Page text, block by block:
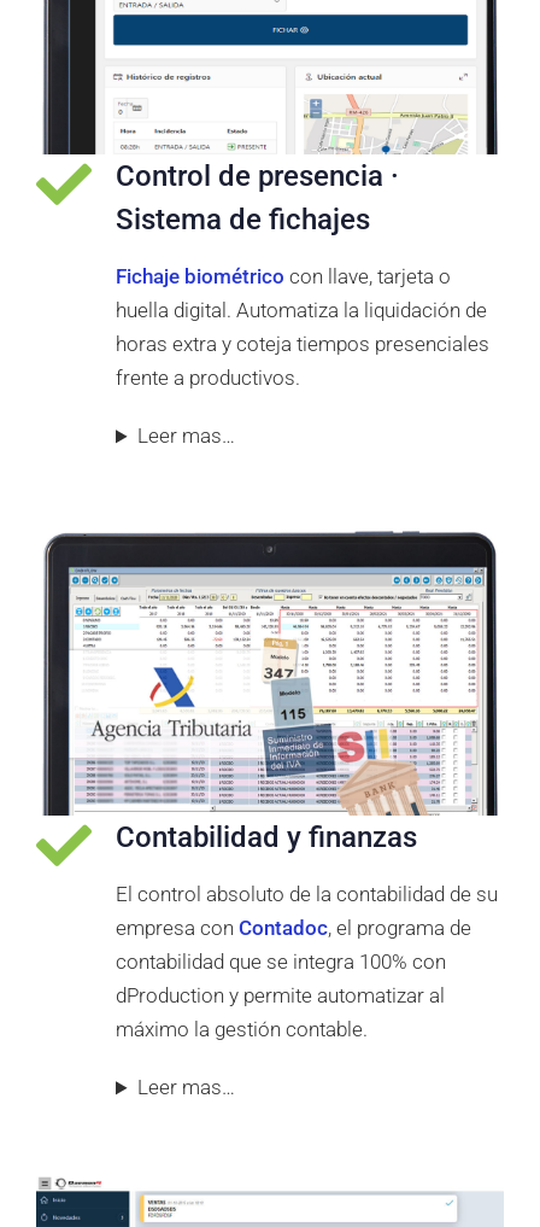
Control de presencia ·
Sistema de fichajes
Fichaje biométrico con llave, tarjeta o
huella digital. Automatiza la liquidación de
horas extra y coteja tiempos presenciales
frente a productivos.
Leer mas…
Contabilidad y finanzas
El control absoluto de la contabilidad de su
empresa con Contadoc, el programa de
contabilidad que se integra 100% con
dProduction y permite automatizar al
máximo la gestión contable.
Leer mas…